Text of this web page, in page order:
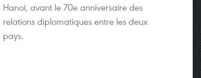
Hanoi, avant le 70e anniversaire des
relations diplomatiques entre les deux
pays.